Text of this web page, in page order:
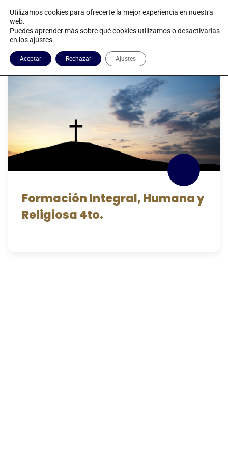
4to. Secundaria
Formación Integral, Humana y
Religiosa 4to.
Utilizamos cookies para ofrecerte la mejor experiencia en nuestra
web.
Puedes aprender más sobre qué cookies utilizamos o desactivarlas
en los ajustes.
Aceptar Rechazar Ajustes